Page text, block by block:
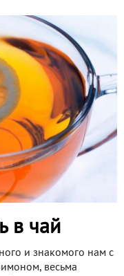
в чай
и знакомого нам с
весьма